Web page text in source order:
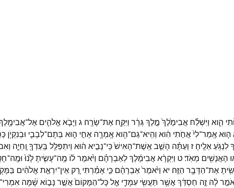
הִ֑וא וַיִּשְׁלַ֗ח אֲבִימֶ֙לֶךְ֙ מֶ֣לֶךְגְּרָ֔ר וַיִּקַּ֖ח אֶת־שָׂרָֽה׃ ג וַיָּבֹ֧אאֱלֹהִ֛ים אֶל־
ה֤וּאאָֽמַר־לִי֙אֲחֹ֣תִי הִ֔וא וְהִֽיא־גַם־הִ֥ואאָֽמְרָ֖ה אָחִ֣י ה֑וּא בְּתָם־לְבָבִ֛י וּבְנִקְיֹ֥ן
לִנְגֹּ֥עַאֵלֶֽיהָ׃ ז וְעַתָּ֗ה הָשֵׁ֤באֵֽשֶׁת־הָאִישׁ֙כִּֽי־נָבִ֣יא ה֔וּא וְיִתְפַּלֵּ֥ל בַּֽעַדְךָ֖ וֶֽחְיֵ֑ה
הָאֲנָשִׁ֖ים מְאֹֽד׃ט וַיִּקְרָ֨אאֲבִימֶ֜לֶךְלְאַבְרָהָ֗ם וַיֹּ֨אמֶרל֜וֹ מֶֽה־עָשִׂ֤יתָלָּ֙נוּ֙ וּמֶֽה־
אֶת־הַדָּבָ֥ר הַזֶּֽה׃ יא וַיֹּ֙אמֶר֙אַבְרָהָ֔ם כִּ֣י אָמַ֗רְתִּי רַ֚ק אֵין־יִרְאַ֣תאֱלֹהִ֔ים
לָ֔הּ זֶ֣ה חַסְדֵּ֔ךְאֲשֶׁ֥ר תַּעֲשִׂ֖י עִמָּדִ֑י אֶ֤לכָּל־הַמָּקוֹם֙אֲשֶׁ֣ר נָב֣וֹא שָׁ֔מָּה אִמְרִי־